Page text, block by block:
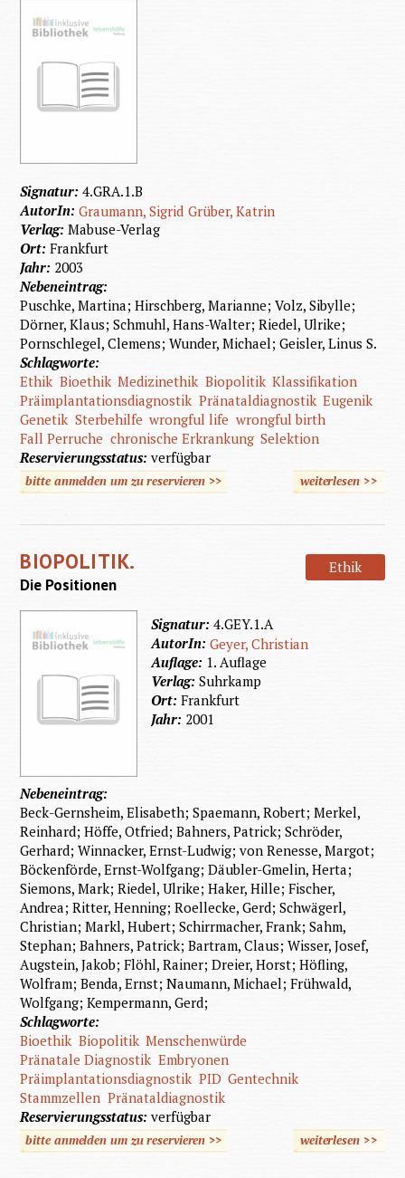
Signatur:4.GRA.1.B
AutorIn:Graumann, Sigrid Grüber, Katrin
Verlag:Mabuse-Verlag
Ort:Frankfurt
Jahr: 2003
Nebeneintrag:
Puschke, Martina; Hirschberg, Marianne; Volz, Sibylle;
Dörner, Klaus; Schmuhl, Hans-Walter; Riedel, Ulrike;
Pornschlegel, Clemens; Wunder, Michael; Geisler, Linus S.
Schlagworte:
Ethik Bioethik Medizinethik Biopolitik Klassifikation
Präimplantationsdiagnostik Pränataldiagnostik Eugenik
Genetik Sterbehilfe wrongful life wrongful birth
Fall Perruche chronische Erkrankung Selektion
Reservierungsstatus:verfügbar
bitte anmelden um zu reservieren >> weiterlesen>>
BIOPOLITIK. Ethik
Die Positionen
Signatur:4.GEY.1.A
AutorIn:Geyer, Christian
Auflage: 1. Auflage
Verlag:Suhrkamp
Ort:Frankfurt
Jahr: 2001
Nebeneintrag:
Beck-Gernsheim, Elisabeth; Spaemann, Robert; Merkel,
Reinhard; Höffe, Otfried; Bahners, Patrick; Schröder,
Gerhard; Winnacker, Ernst-Ludwig; von Renesse, Margot;
Böckenförde, Ernst-Wolfgang; Däubler-Gmelin, Herta;
Siemons, Mark; Riedel, Ulrike; Haker, Hille; Fischer,
Andrea; Ritter, Henning; Roellecke, Gerd; Schwägerl,
Christian; Markl, Hubert; Schirrmacher, Frank; Sahm,
Stephan; Bahners, Patrick; Bartram, Claus; Wisser, Josef,
Augstein, Jakob; Flöhl, Rainer; Dreier, Horst; Höfling,
Wolfram; Benda, Ernst; Naumann, Michael; Frühwald,
Wolfgang; Kempermann, Gerd;
Schlagworte:
Bioethik Biopolitik Menschenwürde
Pränatale Diagnostik Embryonen
Präimplantationsdiagnostik PID Gentechnik
Stammzellen Pränataldiagnostik
Reservierungsstatus:verfügbar
bitte anmelden um zu reservieren >> weiterlesen
über
>>